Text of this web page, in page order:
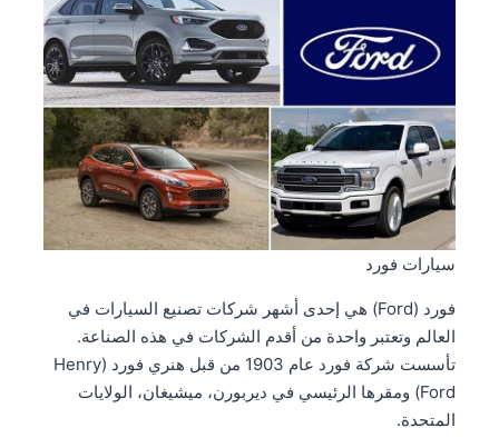
سيارات فورد
فورد (Ford) هي إحدى أشهر شركات تصنيع السيارات في
العالم وتعتبر واحدة من أقدم الشركات في هذه الصناعة.
تأسست شركة فورد عام 1903 من قبل هنري فورد (Henry
Ford) ومقرها الرئيسي في ديربورن، ميشيغان، الولايات
المتحدة.